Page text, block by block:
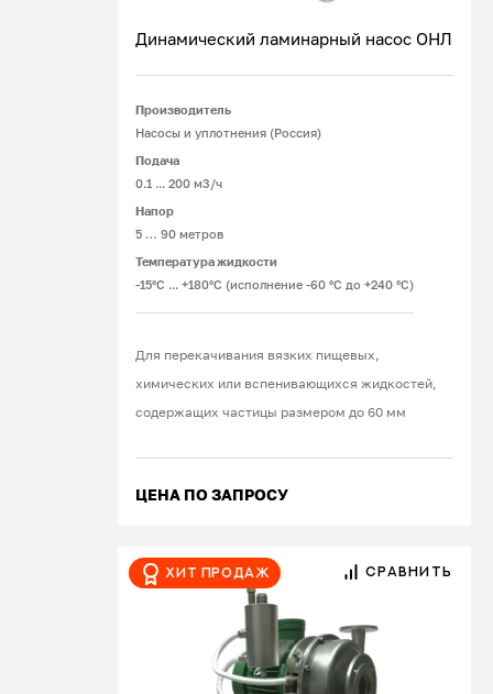
Динамический ламинарный насос ОНЛ
Производитель
Насосы и уплотнения (Россия)
Подача
0.1 ... 200 м3/ч
Напор
5 … 90 метров
Температура жидкости
-15°С ... +180°С (исполнение -60 °С до +240 °С)
Для перекачивания вязких пищевых,
химических или вспенивающихся жидкостей,
содержащих частицы размером до 60 мм
ЦЕНА ПО ЗАПРОСУ
Хит продаж СРАВНИТЬ